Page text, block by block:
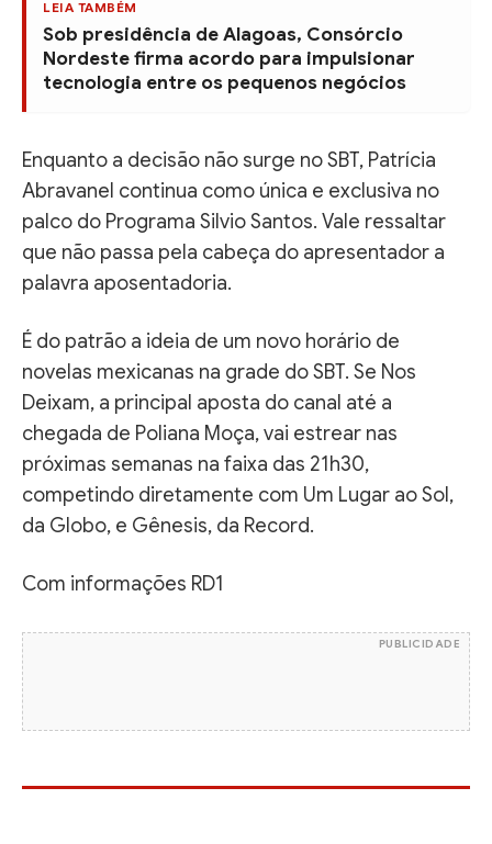
LEIA TAMBÉM
Sob presidência de Alagoas, Consórcio
Nordeste firma acordo para impulsionar
tecnologia entre os pequenos negócios
Enquanto a decisão não surge no SBT, Patrícia
Abravanel continua como única e exclusiva no
palco do Programa Silvio Santos. Vale ressaltar
que não passa pela cabeça do apresentador a
palavra aposentadoria.
É do patrão a ideia de um novo horário de
novelas mexicanas na grade do SBT. Se Nos
Deixam, a principal aposta do canal até a
chegada de Poliana Moça, vai estrear nas
próximas semanas na faixa das 21h30,
competindo diretamente com Um Lugar ao Sol,
da Globo, e Gênesis, da Record.
Com informações RD1
PUBLICIDADE